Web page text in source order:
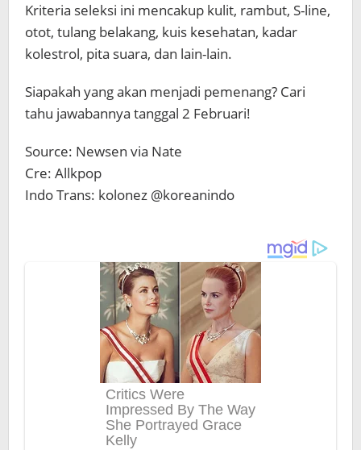
Kriteria seleksi ini mencakup kulit, rambut, S-line,
otot, tulang belakang, kuis kesehatan, kadar
kolestrol, pita suara, dan lain-lain.
Siapakah yang akan menjadi pemenang? Cari
tahu jawabannya tanggal 2 Februari!
Source: Newsen via Nate
Cre: Allkpop
Indo Trans: kolonez @koreanindo